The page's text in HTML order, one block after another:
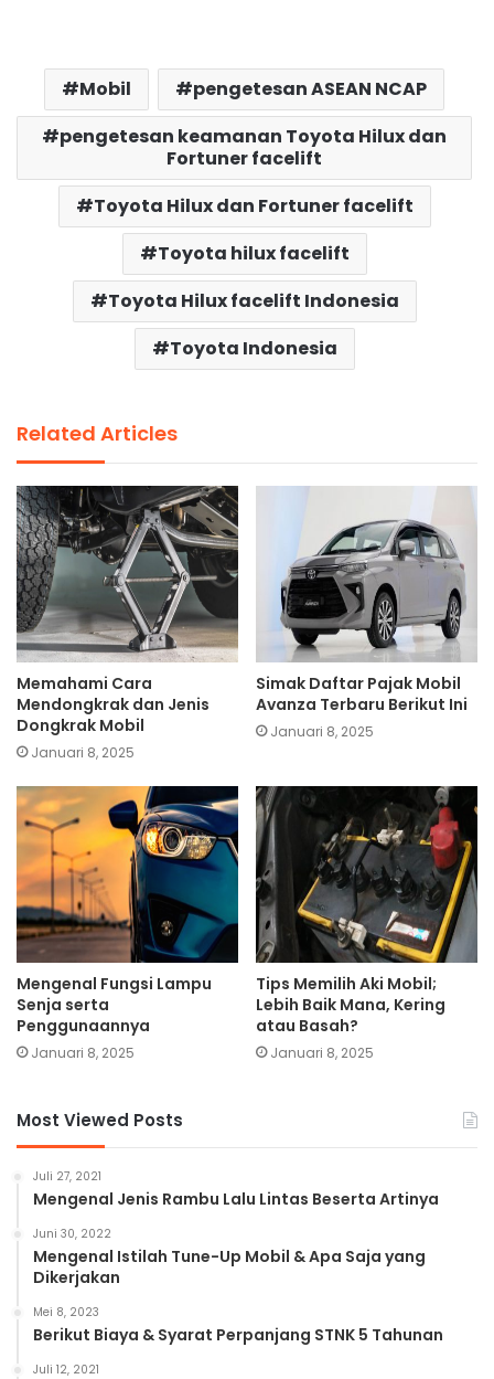
Mobil
pengetesan ASEAN NCAP
pengetesan keamanan Toyota Hilux dan
Fortuner facelift
Toyota Hilux dan Fortuner facelift
Toyota hilux facelift
Toyota Hilux facelift Indonesia
Toyota Indonesia
Related Articles
Memahami Cara
Mendongkrak dan Jenis
Dongkrak Mobil
Januari 8, 2025
Simak Daftar Pajak Mobil
Avanza Terbaru Berikut Ini
Januari 8, 2025
Mengenal Fungsi Lampu
Senja serta
Penggunaannya
Januari 8, 2025
Tips Memilih Aki Mobil;
Lebih Baik Mana, Kering
atau Basah?
Januari 8, 2025
Most Viewed Posts
Juli 27, 2021
Mengenal Jenis Rambu Lalu Lintas Beserta Artinya
Juni 30, 2022
Mengenal Istilah Tune-Up Mobil & Apa Saja yang
Dikerjakan
Mei 8, 2023
Berikut Biaya & Syarat Perpanjang STNK 5 Tahunan
Juli 12, 2021